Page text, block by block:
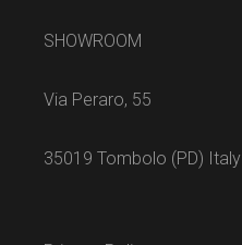
SHOWROOM
Via Peraro, 55
35019 Tombolo (PD) Italy